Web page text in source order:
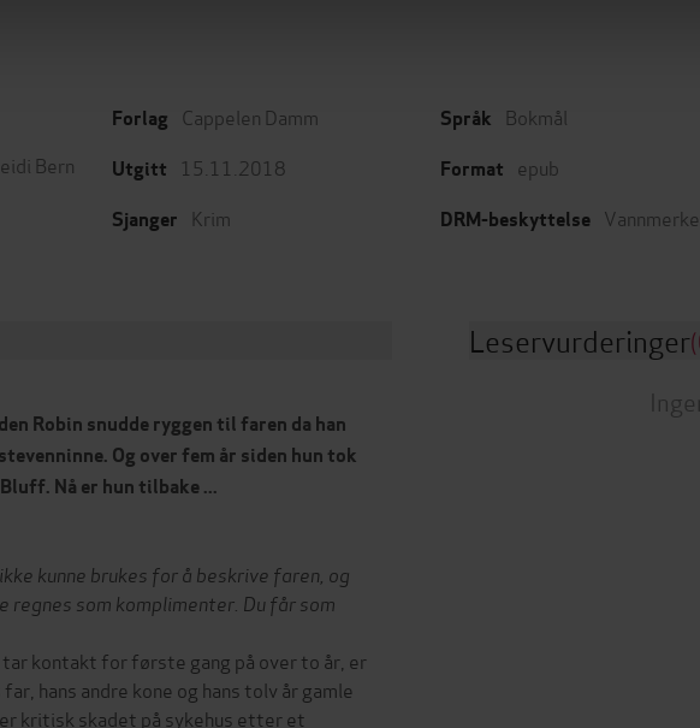
Bern
Forlag Cappelen Damm
Utgitt 15.11.2018
Sjanger Krim
Språk Bokmål
Format epub
DRM-beskyttelse
Robin snudde ryggen til faren da han
Og over fem år siden hun tok
Nå er hun tilbake ...
kunne brukes for å beskrive faren, og
regnes som komplimenter. Du får som
kontakt for første gang på over to år, er
hans andre kone og hans tolv år gamle
kritisk skadet på sykehus etter et
Leservurderinger